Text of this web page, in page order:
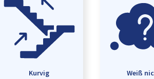
Kurvig Weiß